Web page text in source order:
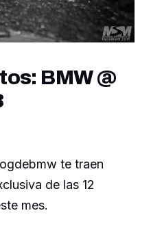
BMW @
te traen
de las 12
mes.